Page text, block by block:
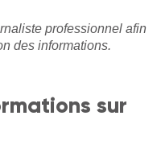
professionnel afin
des informations.
sur